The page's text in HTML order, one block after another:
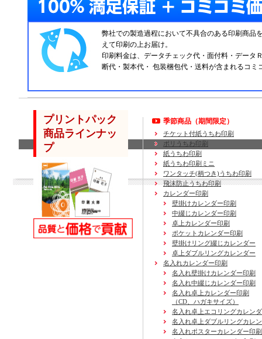
弊社での製造過程において不具合のある印刷商品
えて印刷の上お届け。
印刷料金は、データチェック代・面付料・データ
断代・製本代・ 包装梱包代・送料が含まれるコ
プリントパック
商品ラインナッ
プ
季節商品（期間限定）
チケット付紙うちわ印刷
ポリうちわ印刷
紙うちわ印刷
紙うちわ印刷ミニ
ワンタッチ(柄つき)うちわ印刷
飛沫防止うちわ印刷
カレンダー印刷
壁掛けカレンダー印刷
中綴じカレンダー印刷
卓上カレンダー印刷
ポケットカレンダー印刷
壁掛けリング綴じカレンダー
卓上ダブルリングカレンダー
名入れカレンダー印刷
名入れ壁掛けカレンダー印刷
名入れ中綴じカレンダー印刷
名入れ卓上カレンダー印刷
（CD、ハガキサイズ）
名入れ卓上エコリングカレン
名入れ卓上ダブルリングカレ
名入れポスターカレンダー印刷